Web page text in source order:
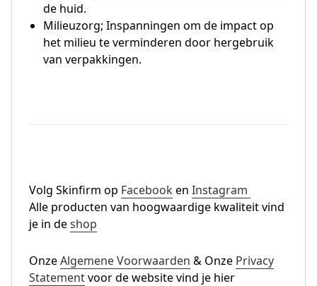
de huid.
Milieuzorg; Inspanningen om de impact op
het milieu te verminderen door hergebruik
van verpakkingen.
Volg Skinfirm op Facebooken Instagram
Alle producten van hoogwaardige kwaliteit vind
je in deshop
OnzeAlgemene Voorwaarden & Onze Privacy
Statementvoor de website vind je hier